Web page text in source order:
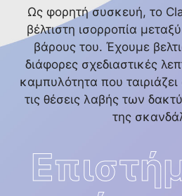
Ως φορητή συσκευή, το
βέλτιστη ισορροπία
βάρους του. Έχουμε
διάφορες σχεδιαστικές
καμπυλότητα που
τις θέσεις λαβής των
της